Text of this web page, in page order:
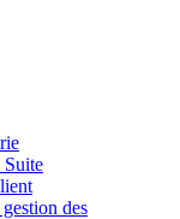
Suite
des